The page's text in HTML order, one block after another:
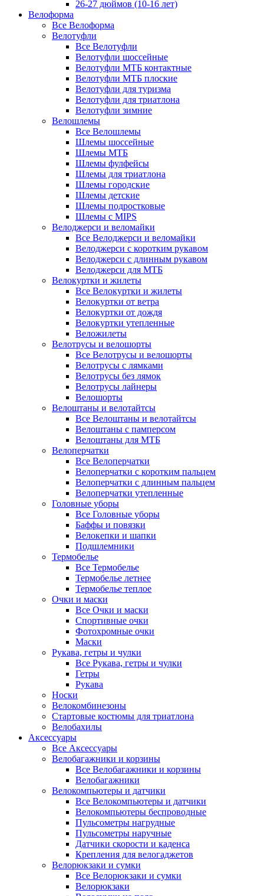
26-27 дюймов (10-16 лет)
Велоформа
Все Велоформа
Велотуфли
Все Велотуфли
Велотуфли шоссейные
Велотуфли МТБ контактные
Велотуфли МТБ плоские
Велотуфли для туризма
Велотуфли для триатлона
Велотуфли зимние
Велошлемы
Все Велошлемы
Шлемы шоссейные
Шлемы МТБ
Шлемы фулфейсы
Шлемы для триатлона
Шлемы городские
Шлемы детские
Шлемы подростковые
Шлемы с MIPS
Велоджерси и веломайки
Все Велоджерси и веломайки
Велоджерси с коротким рукавом
Велоджерси с длинным рукавом
Велоджерси для МТБ
Велокуртки и жилеты
Все Велокуртки и жилеты
Велокуртки от ветра
Велокуртки от дождя
Велокуртки утепленные
Веложилеты
Велотрусы и велошорты
Все Велотрусы и велошорты
Велотрусы с лямками
Велотрусы без лямок
Велотрусы лайнеры
Велошорты
Велоштаны и велотайтсы
Все Велоштаны и велотайтсы
Велоштаны с памперсом
Велоштаны для МТБ
Велоперчатки
Все Велоперчатки
Велоперчатки с коротким пальцем
Велоперчатки с длинным пальцем
Велоперчатки утепленные
Головные уборы
Все Головные уборы
Баффы и повязки
Велокепки и шапки
Подшлемники
Термобелье
Все Термобелье
Термобелье летнее
Термобелье теплое
Очки и маски
Все Очки и маски
Спортивные очки
Фотохромные очки
Маски
Рукава, гетры и чулки
Все Рукава, гетры и чулки
Гетры
Рукава
Носки
Велокомбинезоны
Стартовые костюмы для триатлона
Велобахилы
Аксессуары
Все Аксессуары
Велобагажники и корзины
Все Велобагажники и корзины
Велобагажники
Велокомпьютеры и датчики
Все Велокомпьютеры и датчики
Велокомпьютеры беспроводные
Пульсометры нагрудные
Пульсометры наручные
Датчики скорости и каденса
Крепления для велогаджетов
Велорюкзаки и сумки
Все Велорюкзаки и сумки
Велорюкзаки